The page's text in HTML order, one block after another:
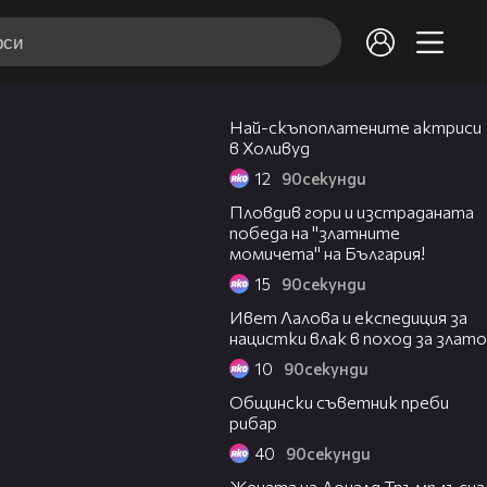
Най-скъпоплатените актриси
в Холивуд
12 90секунди
Пловдив гори и изстраданата
победа на "златните
момичета" на България!
15 90секунди
Ивет Лалова и експедиция за
нацистки влак в поход за злато
10 90секунди
Общински съветник преби
рибар
40 90секунди